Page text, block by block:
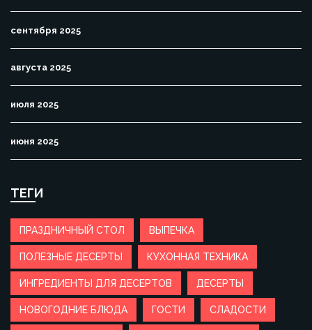
сентября 2025
августа 2025
июля 2025
июня 2025
ТЕГИ
ПРАЗДНИЧНЫЙ СТОЛ ВЫПЕЧКА
ПОЛЕЗНЫЕ ДЕСЕРТЫ КУХОННАЯ ТЕХНИКА
ИНГРЕДИЕНТЫ ДЛЯ ДЕСЕРТОВ ДЕСЕРТЫ
НОВОГОДНИЕ БЛЮДА ГОСТИ СЛАДОСТИ